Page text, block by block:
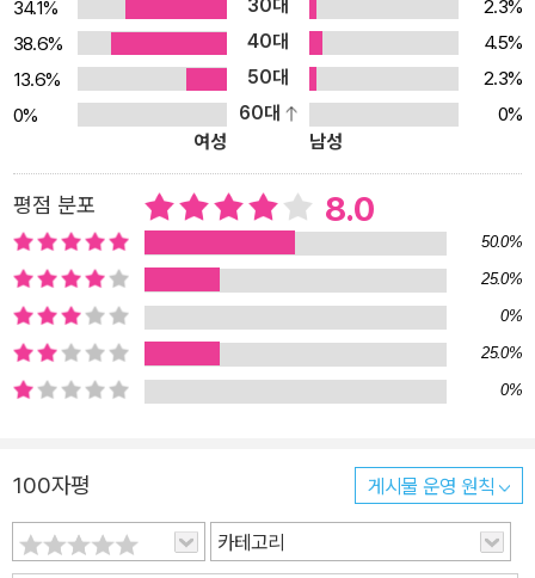
팁이 있다. 주인공 써니의 궁금증을 풀어줄 답과 이 닦기에 대한 상식
들이 있다. 젖니와 영구치에 관한 정의부터 써니가 가장 궁금해했던
새로 이가 날 텐데 왜 닦아야 하는지까지. 그리고 올바른 칫솔질과 잘
못된 칫솔질도 나와 있다. 《왜 또 닦아?》는 이 닦는 습관이나 이 닦는
방법에 관한 단순한 생활 그림책이 아니다. 이 책은 아이들이 늘 겪고
있는 일상과 궁금증에 대해 같이 공감하고 고개를 끄덕일 수 있게 하
는 그림책이다. 거기에 궁금증까지 해결할 수 있는 일석이조의 그림
책이다. 《사그락 볼볼볼 촉》에서 재미난 언어와 익살스런 그림으로
함께한 백승권 작가와 이승연 작가가 다시 만났다. 《왜 또 닦아?》에
서도 재미난 이야기와 그림으로 유아들의 마음을 사로잡을 것이다.
34.1%
30대
2.3%
38.6%
40대
4.5%
13.6%
50대
2.3%
0%
60대
0%
여성
남성
평점 분포 8.0
50.0%
25.0%
0%
25.0%
0%
100자평 게시물 운영 원칙
카테고리